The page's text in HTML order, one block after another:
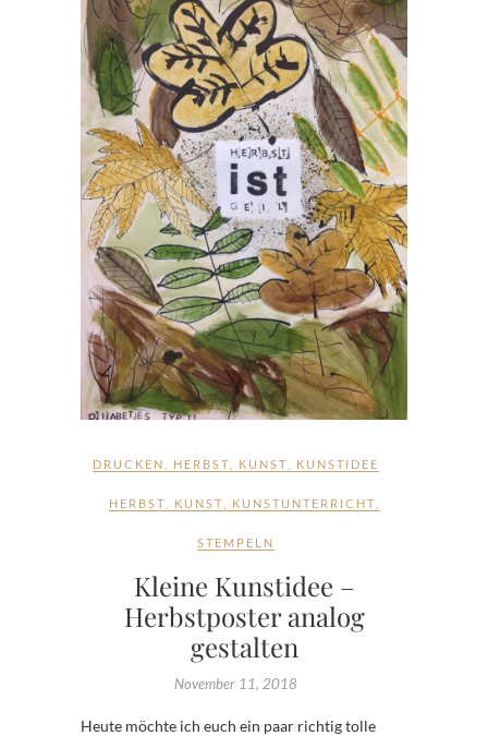
DRUCKEN HERBST KUNST KUNSTIDEE
HERBST KUNST KUNSTUNTERRICHT
STEMPELN
Kleine Kunstidee –
Herbstposter analog
gestalten
November 11, 2018
Heute möchte ich euch ein paar richtig tolle